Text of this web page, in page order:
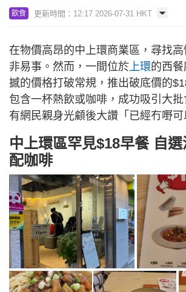
飲食 更新時間：12:17 2026-07-31 HKT
在物價高昂的中上環商業區，尋找
非易事。然而，一間位於上環的西
撼的價格打破常規，推出破底價的
包含一杯熱飲或咖啡，成功吸引大批
有網民親身光顧後大讚「已經冇嘢可
中上環區罕見$18早餐 自
配咖啡